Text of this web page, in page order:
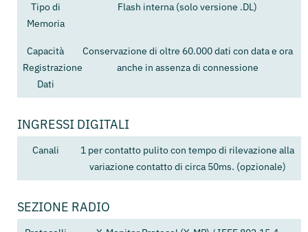
Tipo di
Memoria
Flash interna (solo versione .DL)
Capacità
Registrazione
Dati
Conservazione di oltre 60.000 dati con data e ora
anche in assenza di connessione
INGRESSI DIGITALI
Canali
1 per contatto pulito con tempo di rilevazione alla
variazione contatto di circa 50ms. (opzionale)
SEZIONE RADIO